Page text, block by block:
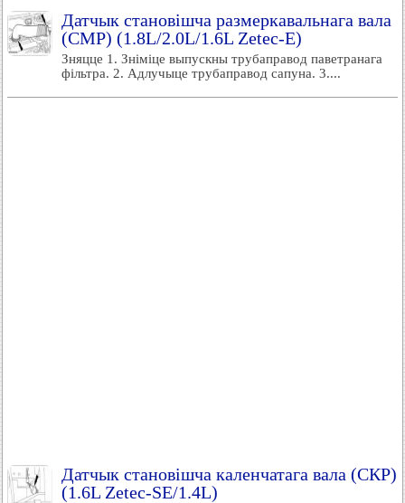
Датчык становішча размеркавальнага вала
(СМР) (1.8L/2.0L/1.6L Zetec-E)
Зняцце 1. Зніміце выпускны трубаправод паветранага
фільтра. 2. Адлучыце трубаправод сапуна. 3....
Датчык становішча каленчатага вала (СКР)
(1.6L Zetec-SE/1.4L)